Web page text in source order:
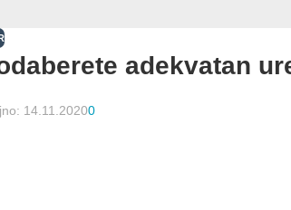
adekvatan
14.11.20200